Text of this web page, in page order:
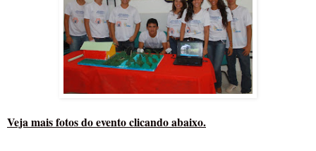
Veja mais fotos do evento clicando abaixo.